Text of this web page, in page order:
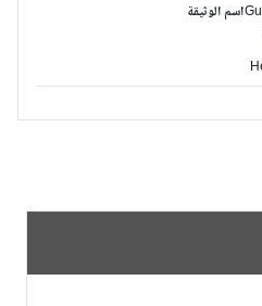
اسم الوثيقة